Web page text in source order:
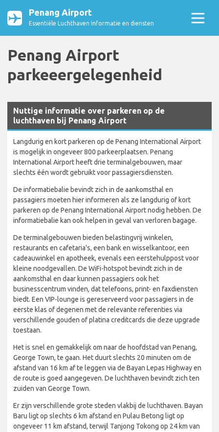
Penang Airport
Essentiële Luchthaven Informatie en diensten
Penang Airport
parkeeergelegenheid
Nuttige informatie over parkeren op de
luchthaven bij Penang Airport
Langdurig en kort parkeren op de Penang International Airport
is mogelijk in ongeveer 800 parkeerplaatsen. Penang
International Airport heeft drie terminalgebouwen, maar
slechts één wordt gebruikt voor passagiersdiensten.
De informatiebalie bevindt zich in de aankomsthal en
passagiers moeten hier informeren als ze langdurig of kort
parkeren op de Penang International Airport nodig hebben. De
informatiebalie kan ook helpen in geval van verloren bagage.
De terminalgebouwen bieden belastingvrij winkelen,
restaurants en cafetaria's, een bank en wisselkantoor, een
cadeauwinkel en apotheek, evenals een eerstehulppost voor
kleine noodgevallen. De WiFi-hotspot bevindt zich in de
aankomsthal en daar kunnen passagiers ook het
businesscentrum vinden, dat telefoons, print- en faxdiensten
biedt. Een VIP-lounge is gereserveerd voor passagiers in de
eerste klas of degenen met de relevante referenties via
verschillende gouden of platina creditcards die deze upgrade
toestaan.
Het is snel en gemakkelijk om naar de hoofdstad van Penang,
George Town, te gaan. Het duurt slechts 20 minuten om de
afstand van 16 km af te leggen via de Bayan Lepas Highway en
de route is goed aangegeven. De luchthaven bevindt zich ten
zuiden van George Town.
Er zijn verschillende grote steden vlakbij de luchthaven. Bayan
Baru ligt op slechts 6 km afstand en Pulau Betong ligt op
ongeveer 11 km afstand, terwijl Tanjong Tokong op 24 km van